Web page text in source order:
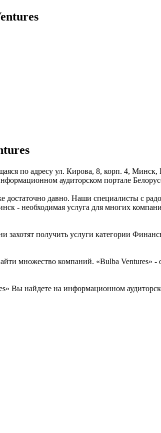
по адресу ул. Кирова, 8, корп. 4,
аудиторском портале
достаточно давно. Наши специалисты с
- необходимая услуга для многих
захотят получить услуги категории
множество компаний. «Bulba Ventures» -
Вы найдете на информационном